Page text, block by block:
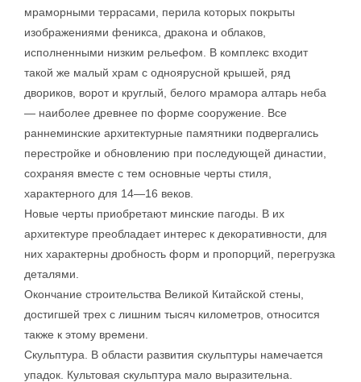
мраморными террасами, перила которых покрыты
изображениями феникса, дракона и облаков,
исполненными низким рельефом. В комплекс входит
такой же малый храм с одноярусной крышей, ряд
двориков, ворот и круглый, белого мрамора алтарь неба
— наиболее древнее по форме сооружение. Все
раннеминские архитектурные памятники подвергались
перестройке и обновлению при последующей династии,
сохраняя вместе с тем основные черты стиля,
характерного для 14—16 веков.
Новые черты приобретают минские пагоды. В их
архитектуре преобладает интерес к декоративности, для
них характерны дробность форм и пропорций, перегрузка
деталями.
Окончание строительства Великой Китайской стены,
достигшей трех с лишним тысяч километров, относится
также к этому времени.
Скульптура. В области развития скульптуры намечается
упадок. Культовая скульптура мало выразительна.